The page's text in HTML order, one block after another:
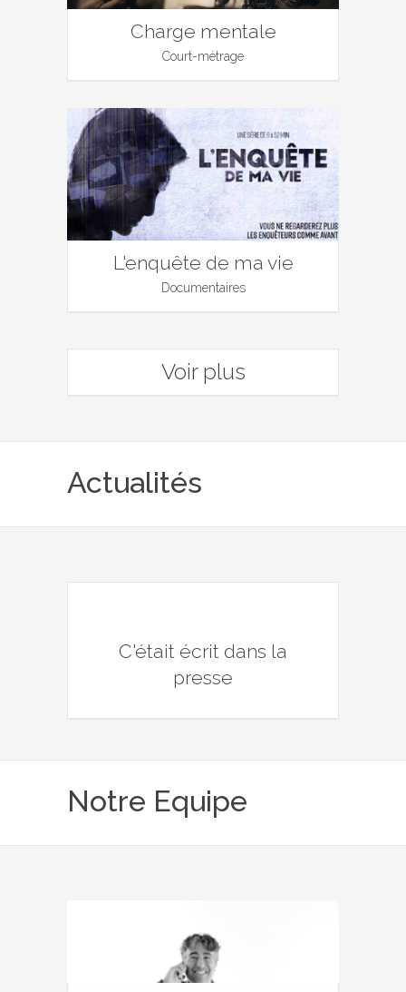
Charge mentale
Court-métrage
L'enquête de ma vie
Documentaires
Voir plus
Actualités
C'était écrit dans la
presse
Notre Equipe